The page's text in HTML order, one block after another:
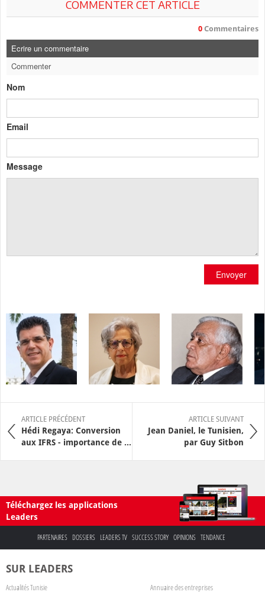
COMMENTER CET ARTICLE
0 Commentaires
Ecrire un commentaire
Commenter
Nom
Email
Message
Envoyer
ARTICLE PRÉCÉDENT
Hédi Regaya: Conversion
aux IFRS - importance de ...
ARTICLE SUIVANT
Jean Daniel, le Tunisien,
par Guy Sitbon
Téléchargez les applications
Leaders
PARTENAIRES DOSSIERS LEADERS TV SUCCESS STORY OPINIONS TENDANCE
SUR LEADERS
Actualités Tunisie Annuaire des entreprises